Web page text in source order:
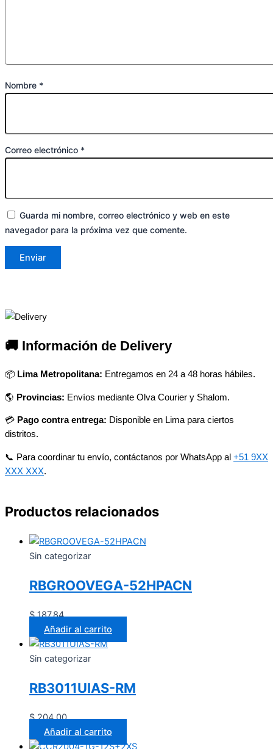
Nombre *
Correo electrónico *
Guarda mi nombre, correo electrónico y web en este
navegador para la próxima vez que comente.
🚚 Información de Delivery
📦 Lima Metropolitana: Entregamos en 24 a 48 horas hábiles.
🌎 Provincias: Envíos mediante Olva Courier y Shalom.
💳 Pago contra entrega: Disponible en Lima para ciertos
distritos.
📞 Para coordinar tu envío, contáctanos por WhatsApp al +51 9XX
XXX XXX.
Productos relacionados
Sin categorizar
RBGROOVEGA-52HPACN
$187.84
Añadir al carrito
Sin categorizar
RB3011UIAS-RM
$204.00
Añadir al carrito